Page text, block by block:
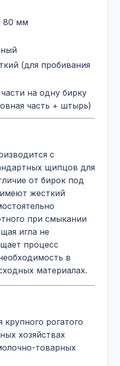
80 мм
(для пробивания
на одну бирку
часть + штырь)
с
щипцов для
от бирок под
жесткий
при смыкании
игла не
процесс
в
материалах.
рогатого
хозяйствах
товарных